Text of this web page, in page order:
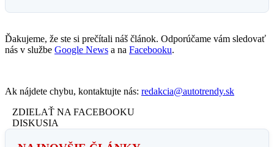
Ďakujeme, že ste si prečítali náš článok. Odporúčame vám sledovať
nás v službe Google News a na Facebooku.
Ak nájdete chybu, kontaktujte nás: redakcia@autotrendy.sk
ZDIELAŤ NA FACEBOOKU
DISKUSIA